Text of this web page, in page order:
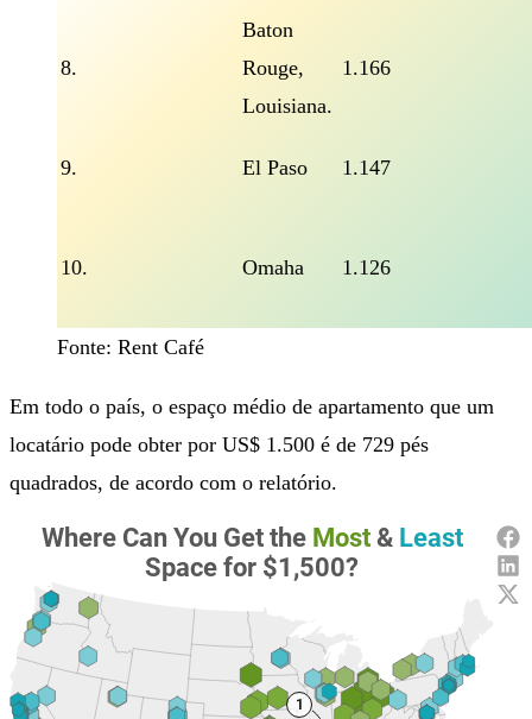
8.
Baton
Rouge,
Louisiana.
1.166
9. El Paso 1.147
10. Omaha 1.126
Fonte: Rent Café
Em todo o país, o espaço médio de apartamento que um
locatário pode obter por US$ 1.500 é de 729 pés
quadrados, de acordo com o relatório.